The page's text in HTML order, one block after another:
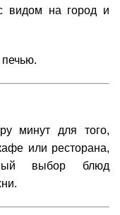
видом на город и
минут для того,
или ресторана,
выбор блюд